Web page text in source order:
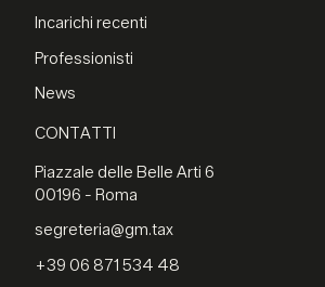
Incarichi recenti
Professionisti
News
CONTATTI
Piazzale delle Belle Arti 6
00196 - Roma
segreteria@gm.tax
+39 06 871 534 48